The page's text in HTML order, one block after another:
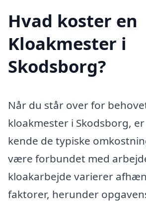
Hvad koster en
Kloakmester i
Skodsborg?
Når du står over for
kloakmester i Skodsborg,
kende de typiske
være forbundet med
kloakarbejde varierer
faktorer, herunder